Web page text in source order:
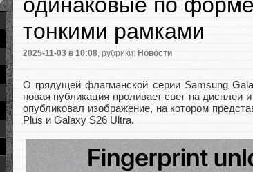
тонкими рамками
2025-11-03 в 10:08, рубрики: Новости
О грядущей флагманской серии Samsung
новая публикация проливает свет на
опубликовал изображение, на котором
Plus и Galaxy S26 Ultra.